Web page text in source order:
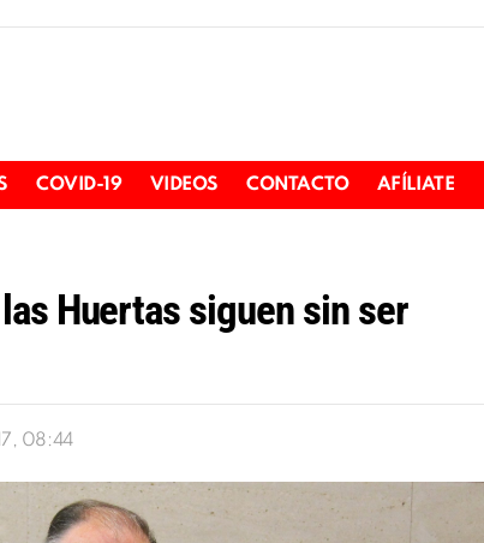
COVID-19 VIDEOS CONTACTO AFÍLIATE
Huertas siguen sin ser
08:44